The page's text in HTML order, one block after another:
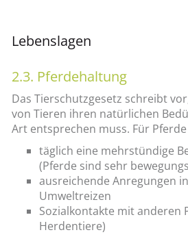
Lebenslagen
2.3. Pferdehaltung
Das Tierschutzgesetz schreibt
von Tieren ihren natürlichen
Art entsprechen muss. Für
täglich eine mehrstündige
(Pferde sind sehr
ausreichende Anregungen
Umweltreizen
Sozialkontakte mit anderen
Herdentiere)